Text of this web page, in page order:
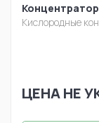
Кислородные
ЦЕНА НЕ